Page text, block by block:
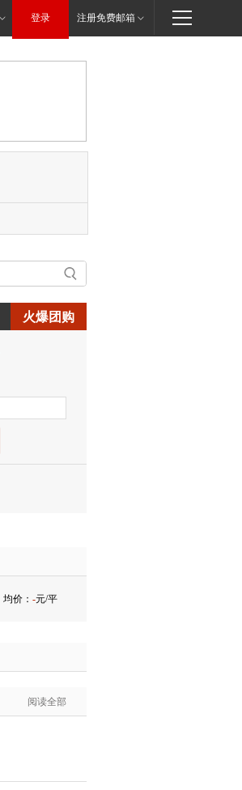
登录 注册免费邮箱
火爆团购
均价： -元/平
阅读全部